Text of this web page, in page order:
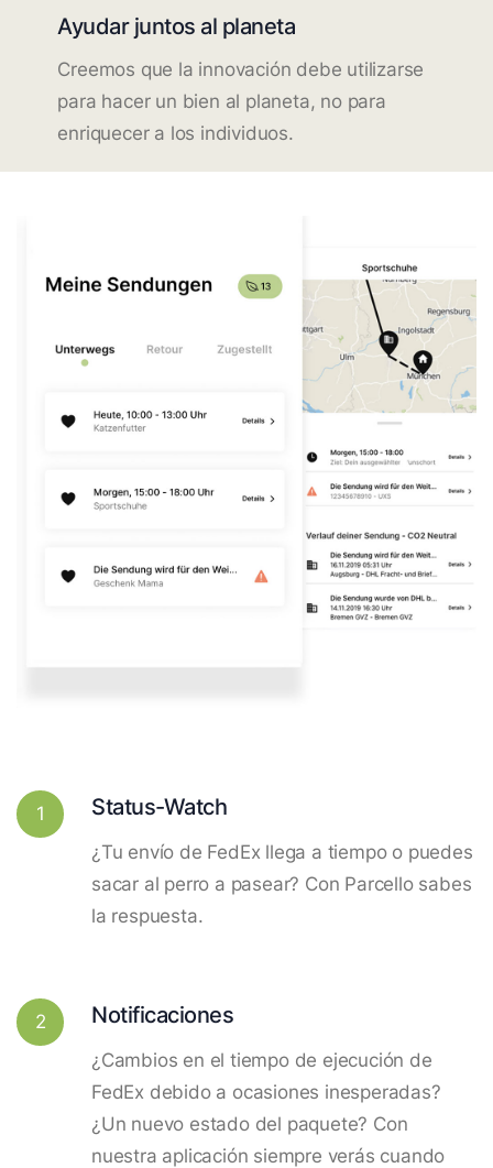
Ayudar juntos al planeta
Creemos que la innovación debe utilizarse
para hacer un bien al planeta, no para
enriquecer a los individuos.
1 Status-Watch
¿Tu envío de FedEx llega a tiempo o puedes
sacar al perro a pasear? Con Parcello sabes
la respuesta.
2 Notificaciones
¿Cambios en el tiempo de ejecución de
FedEx debido a ocasiones inesperadas?
¿Un nuevo estado del paquete? Con
nuestra aplicación siempre verás cuando